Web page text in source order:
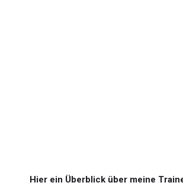
Hier ein Überblick über meine